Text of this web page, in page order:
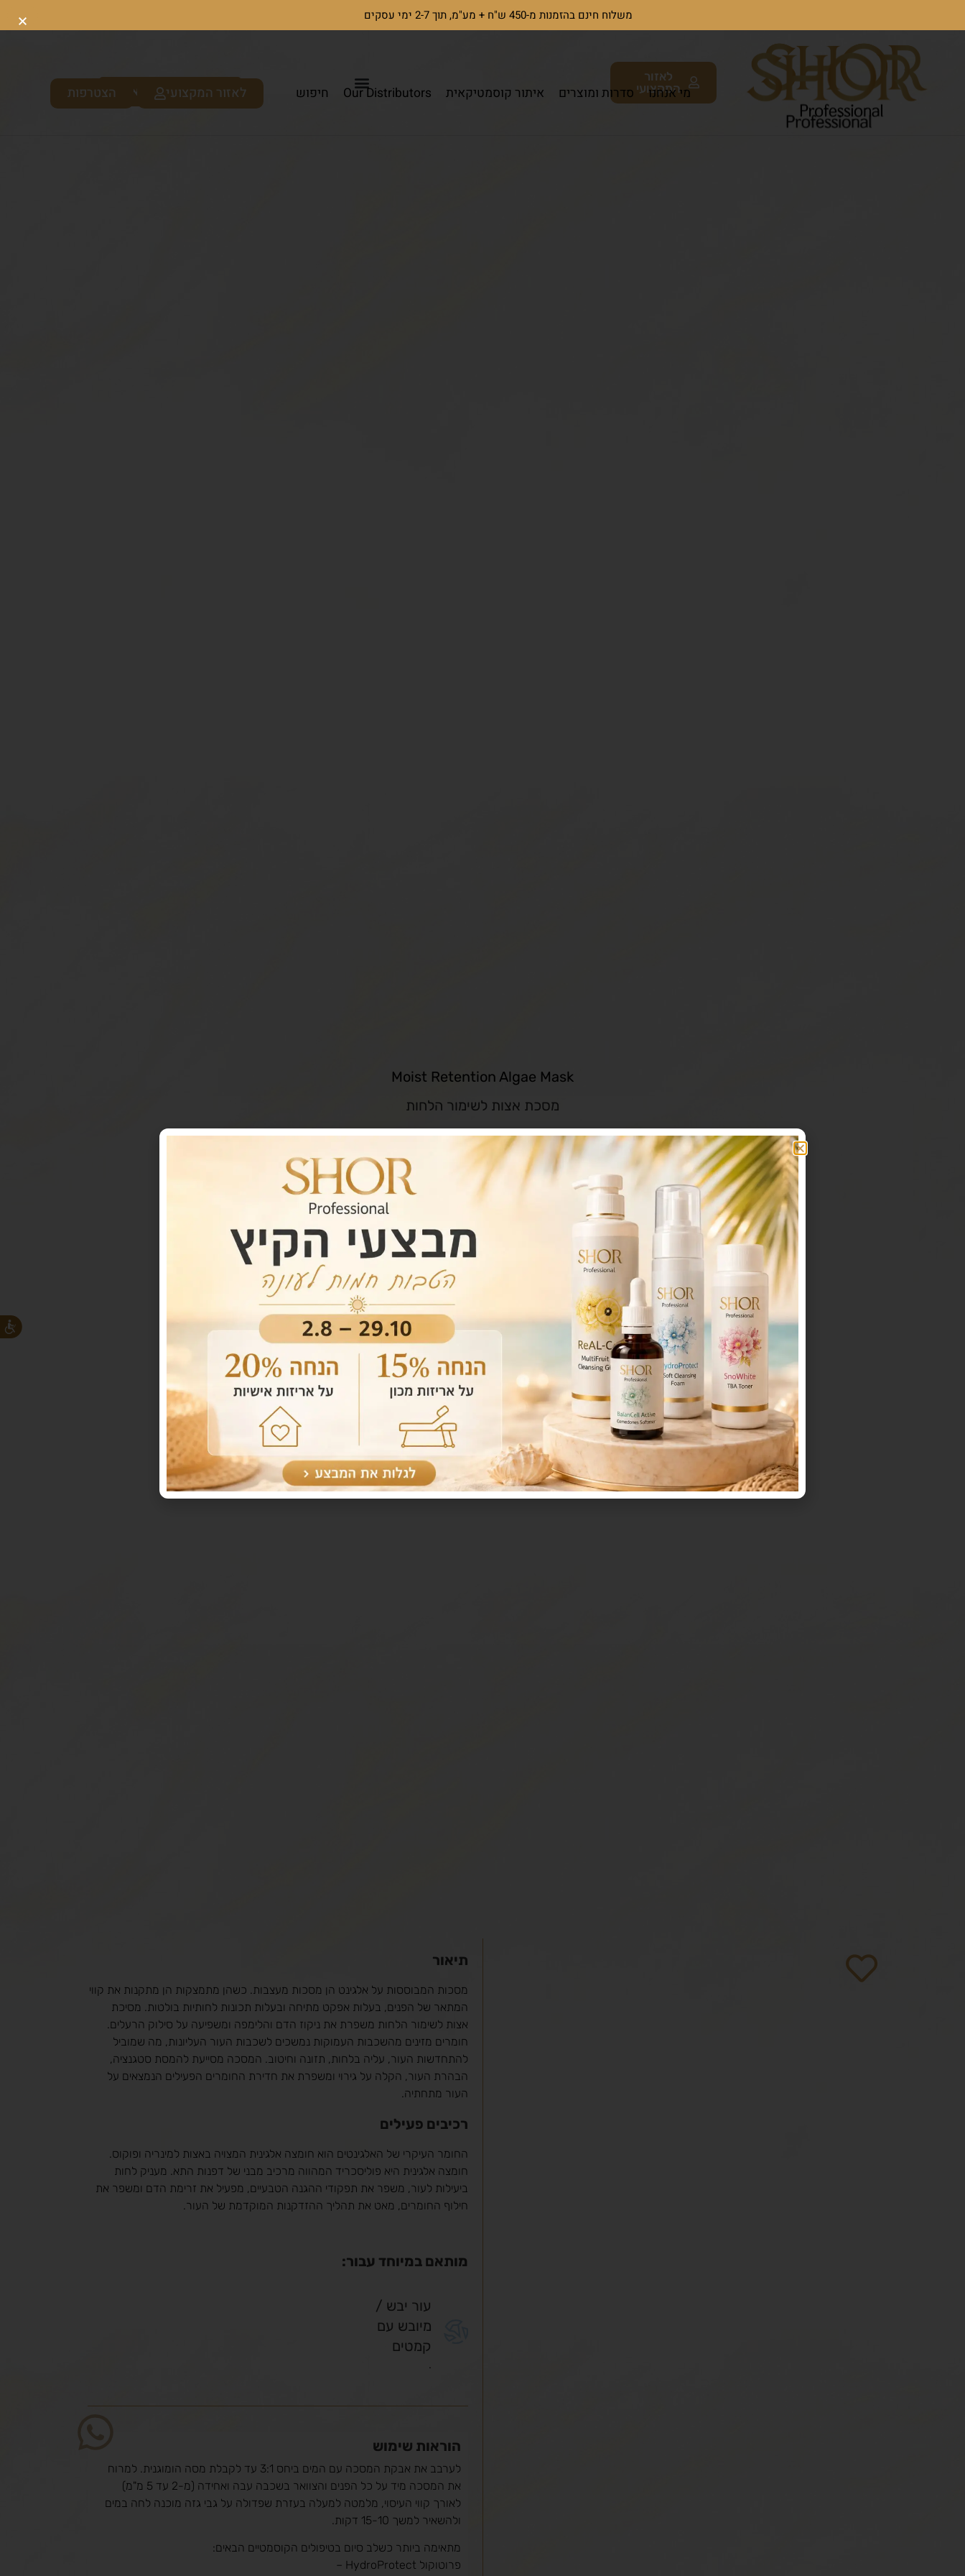
מי אנחנו סדרות ומוצרים איתור קוסמטיקאית Our Distributors חיפוש לאזור המקצועי הצטרפות
לאזור
המקצועי
כניסה לקוסמטיקאיות
Moist Retention Algae Mask
מסכת אצות לשימור הלחות
תיאור
מסכות המבוססות על אלגינט הן מסכות מעצבות. כשהן מתמצקות הן מתקנות את קווי
המתאר של הפנים, בעלות אפקט מתיחה ובעלות תכונות לחותיות בולטות. מסיכת
אצות לשימור הלחות משפרת את ניקוז הדם והלימפה ומשפיעה על סילוק הרעלים.
חומרים מזינים מהשכבות העמוקות נמשכים לשכבות העור העליונות, מה שמוביל
להתחדשות העור, עליה בלחות, תזונה וחיטוב. המסכה מסייעת להמסת סטגנציה,
הבהרת העור, הקלה על גירוי ומשפרת את חדירת החומרים הפעילים הנמצאים על
העור מתחתיה.
רכיבים פעילים
החומר העיקרי של האלגינטים הוא חומצה אלגינית המצויה באצות למינריה ופוקוס.
חומצה אלגינית היא פוליסכריד המהווה מרכיב מבני של דפנות התא. מעניק לחות
ביעילות לעור, משפר את תפקודי ההגנה הטבעיים, מפעיל את זרימת הדם ומשפר את
חילוף החומרים, מאט את תהליך ההזדקנות המוקדמת של העור.
מותאם במיוחד עבור:
עור יבש /
מיובש עם
קמטים
הוראות שימוש
לערבב את אבקת המסכה עם המים ביחס 3:1 עד לקבלת מסה הומוגנית. למרוח
את המסכה מיד על כל הפנים והצוואר בשכבה עבה ואחידה (מ-2 עד 5 מ"מ)
לאורך קווי העיסוי, מלמטה למעלה בעזרת שפדולה על גבי גזה מוכנה לחה במים
ולהשאיר למשך 15-10 דקות.
מתאימה ביותר כשלב סיום בטיפולים הקוסמטיים הבאים:
פרוטוקול HydroProtect –
משלוח חינם בהזמנות מ-450 ש"ח + מע"מ, תוך 2-7 ימי עסקים